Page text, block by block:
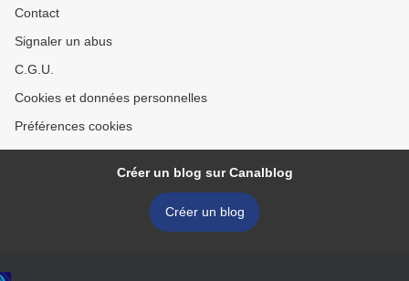
Contact
Signaler un abus
C.G.U.
Cookies et données personnelles
Préférences cookies
Créer un blog sur Canalblog
Créer un blog